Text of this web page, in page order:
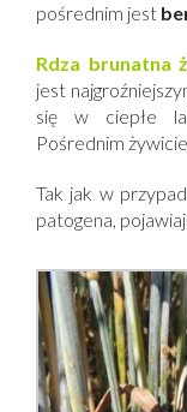
pośrednim jest
Rdza brunatna
jest
się w ciepłe
Pośrednim
Tak jak w
patogena,